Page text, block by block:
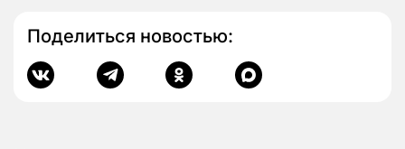
Поделиться новостью: